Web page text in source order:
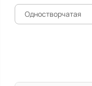
Одностворчатая